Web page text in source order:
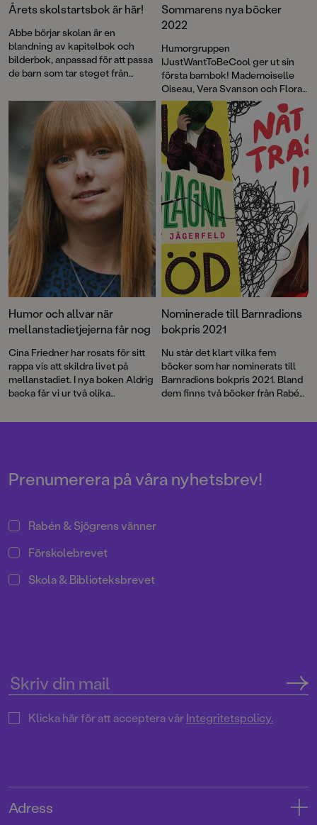
Årets skolstartsbok är här!
Abbe börjar skolan är en
blandning av kapitelbok och
bilderbok, anpassad för att passa
de barn som tar steget från
perfekta högläsningen inför den
pirriga skolstarten!
Sommarens nya böcker
2022
Humorgruppen
IJustWantToBeCool ger ut sin
första barnbok! Mademoiselle
Oiseau, Vera Svanson och Flora
Wolf är tillbaka i nya äventyr, och
duon bakom bilderbokssuccén
Den magiska julkatten ger ut en
underbar sommarsaga för hela
familjen. Dessutom gör Kayo
Mpoyi sin bilderboksdebut
tillsammans med illustratören
Linn Grebäck, vår favoritpoet
Mårten Melin ger ut en ny
diktsamling och alla som undrar
hur de blev till och kom ut får
svar i Asabea Brittons och Louise
Winblads bok. Här är våra
boknyheter i juni, juli och
augusti!
Humor och allvar när
mellanstadietjejerna får nog
Cina Friedner har rosats för sitt
rappa vis att skildra livet på
mellanstadiet. I nya boken Aldrig
backa får vi ur två olika
5A, som snart är på blodigt allvar
Nominerade till Barnradions
bokpris 2021
Nu står det klart vilka fem
böcker som har nominerats till
Barnradions bokpris 2021. Bland
dem finns två böcker från Rabén
längtan efter tillhörighet och
Prenumerera på våra nyhetsbrev!
Rabén & Sjögrens vänner
Förskolebrevet
Skola & Biblioteksbrevet
Klicka här för att acceptera vårIntegritetspolicy.
Adress